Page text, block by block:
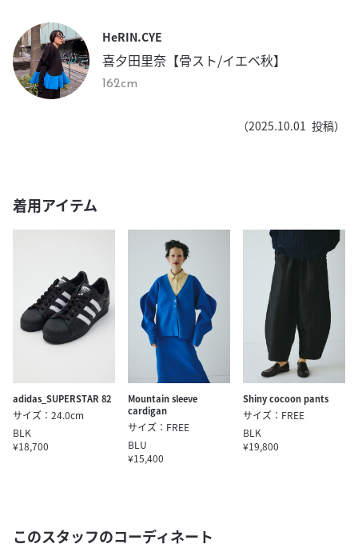
HeRIN.CYE
喜夕田里奈【骨スト/イエベ秋】
162cm
（2025.10.01 投稿）
着用アイテム
adidas_SUPERSTAR 82
サイズ：24.0cm
BLK
¥18,700
Mountain sleeve
cardigan
サイズ：FREE
BLU
¥15,400
Shiny cocoon pants
サイズ：FREE
BLK
¥19,800
このスタッフのコーディネート